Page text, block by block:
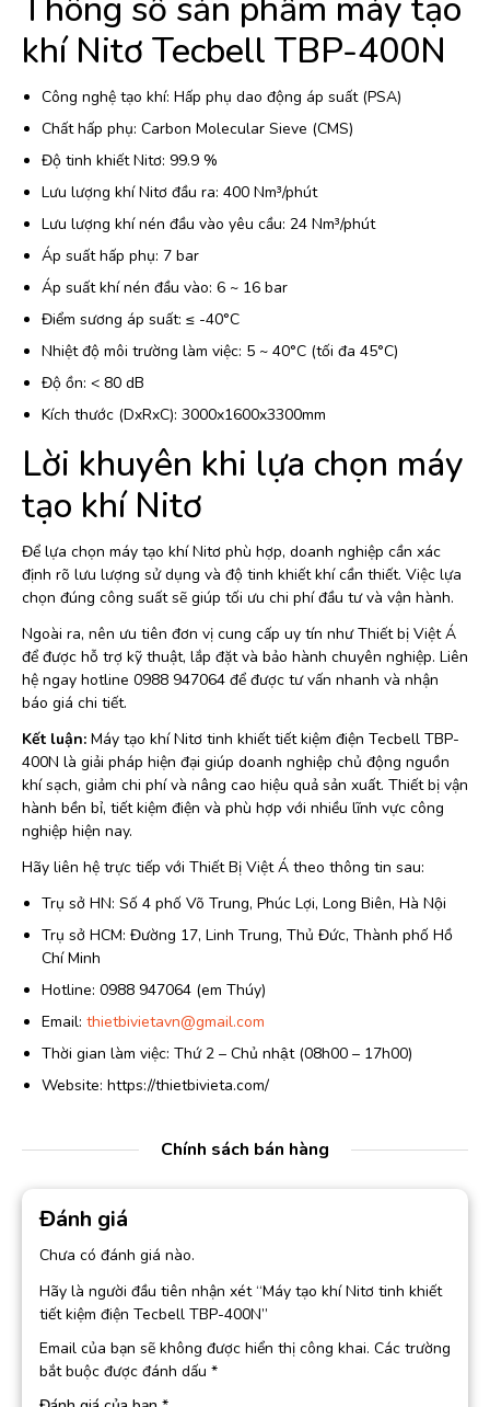
Thông số sản phẩm máy tạo
khí Nitơ Tecbell TBP-400N
Công nghệ tạo khí: Hấp phụ dao động áp suất (PSA)
Chất hấp phụ: Carbon Molecular Sieve (CMS)
Độ tinh khiết Nitơ: 99.9 %
Lưu lượng khí Nitơ đầu ra: 400 Nm³/phút
Lưu lượng khí nén đầu vào yêu cầu: 24 Nm³/phút
Áp suất hấp phụ: 7 bar
Áp suất khí nén đầu vào: 6 ~ 16 bar
Điểm sương áp suất: ≤ -40°C
Nhiệt độ môi trường làm việc: 5 ~ 40°C (tối đa 45°C)
Độ ồn: < 80 dB
Kích thước (DxRxC): 3000x1600x3300mm
Lời khuyên khi lựa chọn máy
tạo khí Nitơ
Để lựa chọn máy tạo khí Nitơ phù hợp, doanh nghiệp cần xác
định rõ lưu lượng sử dụng và độ tinh khiết khí cần thiết. Việc lựa
chọn đúng công suất sẽ giúp tối ưu chi phí đầu tư và vận hành.
Ngoài ra, nên ưu tiên đơn vị cung cấp uy tín như Thiết bị Việt Á
để được hỗ trợ kỹ thuật, lắp đặt và bảo hành chuyên nghiệp. Liên
hệ ngay hotline 0988 947064 để được tư vấn nhanh và nhận
báo giá chi tiết.
Kết luận: Máy tạo khí Nitơ tinh khiết tiết kiệm điện Tecbell TBP-
400N là giải pháp hiện đại giúp doanh nghiệp chủ động nguồn
khí sạch, giảm chi phí và nâng cao hiệu quả sản xuất. Thiết bị vận
hành bền bỉ, tiết kiệm điện và phù hợp với nhiều lĩnh vực công
nghiệp hiện nay.
Hãy liên hệ trực tiếp với Thiết Bị Việt Á theo thông tin sau:
Trụ sở HN: Số 4 phố Võ Trung, Phúc Lợi, Long Biên, Hà Nội
Trụ sở HCM: Đường 17, Linh Trung, Thủ Đức, Thành phố Hồ
Chí Minh
Hotline: 0988 947064 (em Thúy)
Email: thietbivietavn@gmail.com
Thời gian làm việc: Thứ 2 – Chủ nhật (08h00 – 17h00)
Website: https://thietbivieta.com/
Chính sách bán hàng
Đánh giá
Chưa có đánh giá nào.
Hãy là người đầu tiên nhận xét “Máy tạo khí Nitơ tinh khiết
tiết kiệm điện Tecbell TBP-400N”
Email của bạn sẽ không được hiển thị công khai. Các trường
bắt buộc được đánh dấu *